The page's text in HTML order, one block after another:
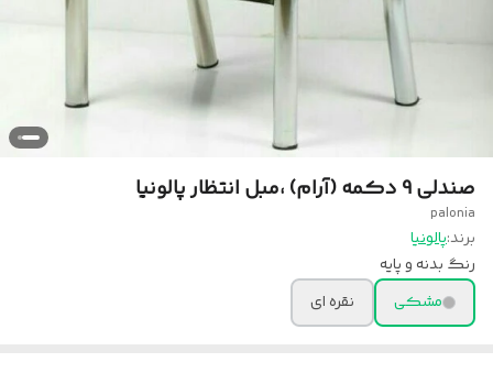
صندلی 9 دکمه (آرام) ،مبل انتظار پالونیا
palonia
برند:پالونیا
رنگ بدنه و پایه
مشکی
نقره ای